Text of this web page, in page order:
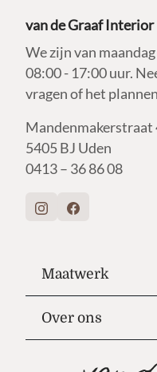
van de Graaf Interior
We zijn van
08:00 - 17:00 uur.
vragen of het
Mandenmakerstraat
5405 BJ Uden
0413 – 36 86 08
Maatwerk
Over ons